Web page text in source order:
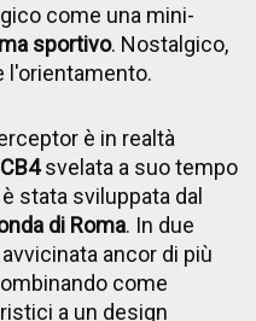
come una mini-
sportivo. Nostalgico,
l'orientamento.
è in realtà
svelata a suo tempo
stata sviluppata dal
di Roma. In due
ancor di più
come
a un design